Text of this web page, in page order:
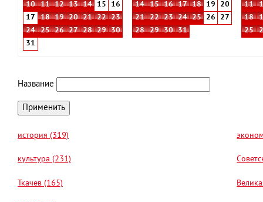
10
11 12 13 14 15
16
17
18 19 20 21 22
23
24
25 26 27 28 29
30
31
14
15 16 17 18 19
20
21
22 23 24 25 26
27
28
29 30 31
11
18
25
Название
история (319)
культура (231)
Ткачев (165)